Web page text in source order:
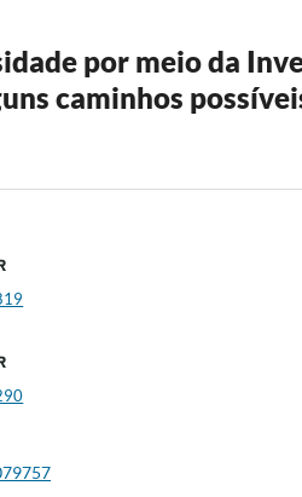
por meio da
caminhos